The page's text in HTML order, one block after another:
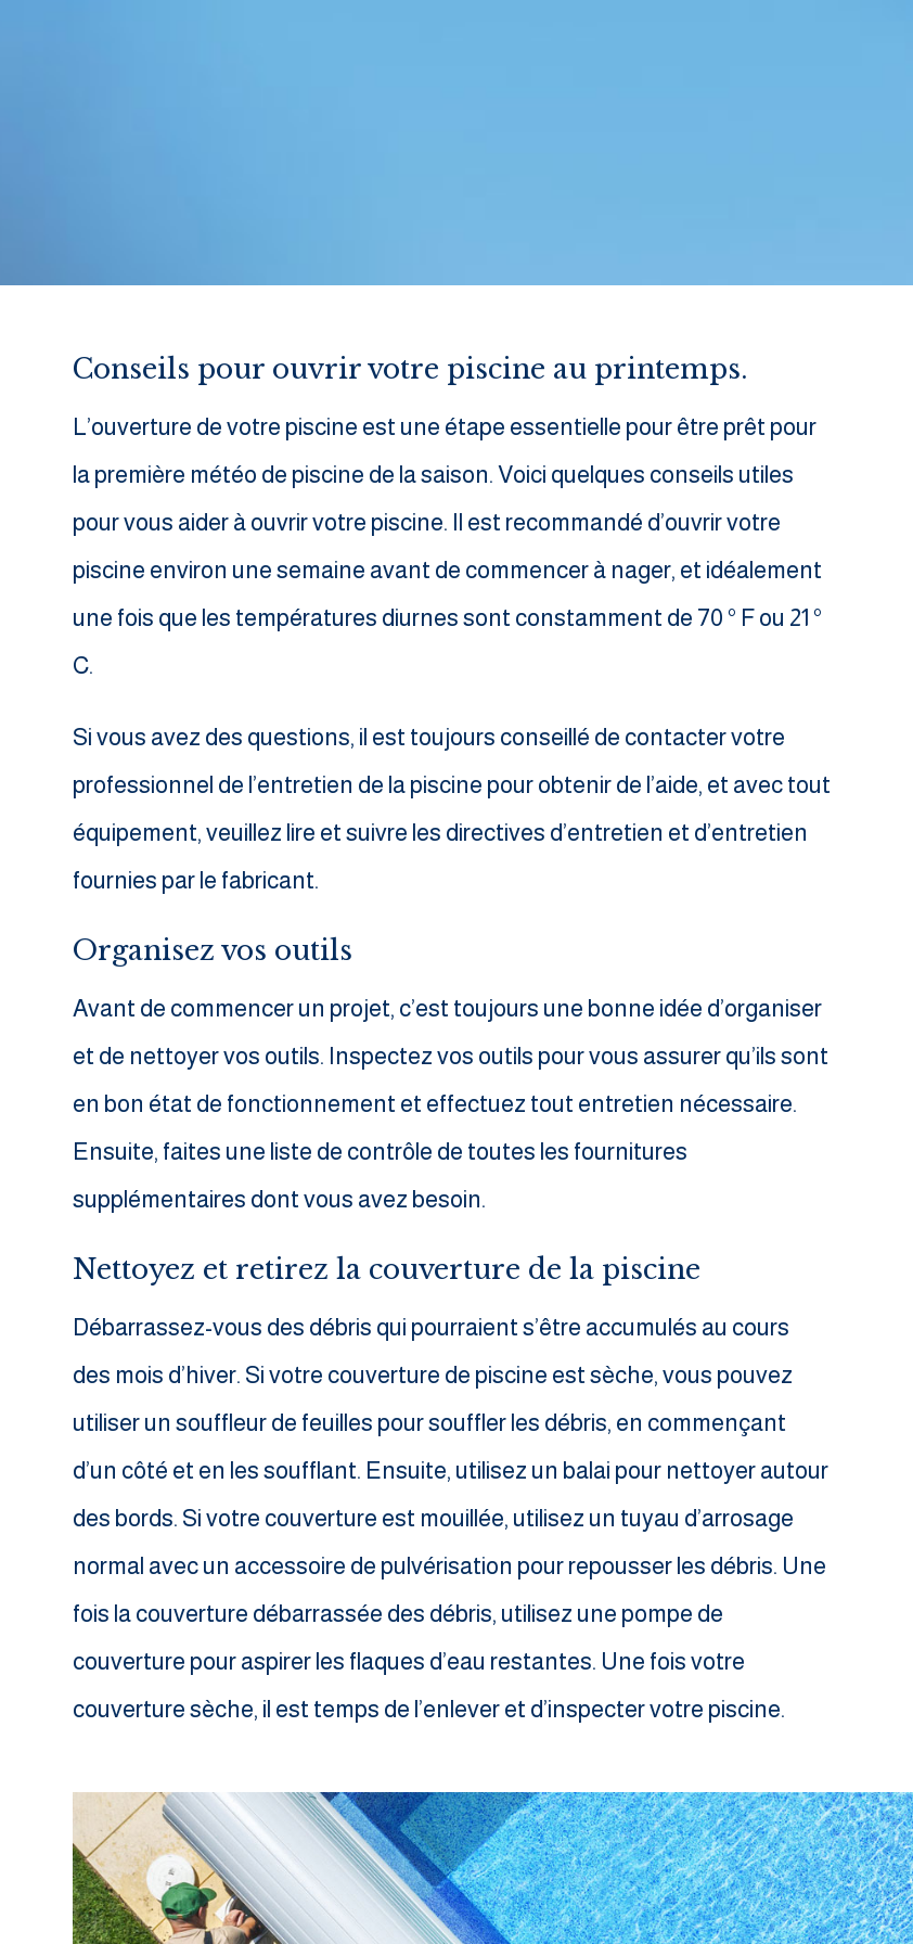
Conseils pour ouvrir votre piscine au printemps.
L’ouverture de votre piscine est une étape essentielle pour être prêt pour
la première météo de piscine de la saison. Voici quelques conseils utiles
pour vous aider à ouvrir votre piscine. Il est recommandé d’ouvrir votre
piscine environ une semaine avant de commencer à nager, et idéalement
une fois que les températures diurnes sont constamment de 70 ° F ou 21 °
C.
Si vous avez des questions, il est toujours conseillé de contacter votre
professionnel de l’entretien de la piscine pour obtenir de l’aide, et avec tout
équipement, veuillez lire et suivre les directives d’entretien et d’entretien
fournies par le fabricant.
Organisez vos outils
Avant de commencer un projet, c’est toujours une bonne idée d’organiser
et de nettoyer vos outils. Inspectez vos outils pour vous assurer qu’ils sont
en bon état de fonctionnement et effectuez tout entretien nécessaire.
Ensuite, faites une liste de contrôle de toutes les fournitures
supplémentaires dont vous avez besoin.
Nettoyez et retirez la couverture de la piscine
Débarrassez-vous des débris qui pourraient s’être accumulés au cours
des mois d’hiver. Si votre couverture de piscine est sèche, vous pouvez
utiliser un souffleur de feuilles pour souffler les débris, en commençant
d’un côté et en les soufflant. Ensuite, utilisez un balai pour nettoyer autour
des bords. Si votre couverture est mouillée, utilisez un tuyau d’arrosage
normal avec un accessoire de pulvérisation pour repousser les débris. Une
fois la couverture débarrassée des débris, utilisez une pompe de
couverture pour aspirer les flaques d’eau restantes. Une fois votre
couverture sèche, il est temps de l’enlever et d’inspecter votre piscine.